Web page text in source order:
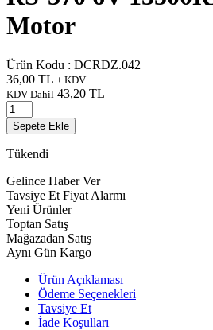
Motor
Ürün Kodu : DCRDZ.042
36,00 TL + KDV
KDV Dahil 43,20 TL
Sepete Ekle
Tükendi
Gelince Haber Ver
Tavsiye Et Fiyat Alarmı
Yeni Ürünler
Toptan Satış
Mağazadan Satış
Aynı Gün Kargo
Ürün Açıklaması
Ödeme Seçenekleri
Tavsiye Et
İade Koşulları